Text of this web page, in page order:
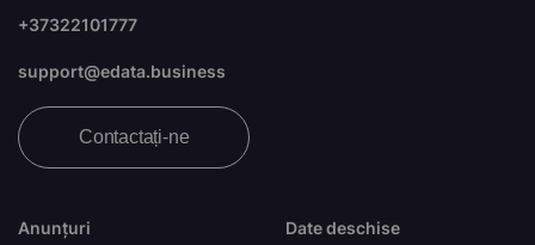
Anunțuri Date deschise
+37322101777
support@edata.business
Contactați-ne